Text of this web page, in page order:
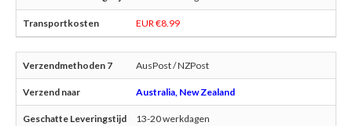
EUR €8.99
AusPost / NZPost
Australia, New Zealand
13-20 werkdagen